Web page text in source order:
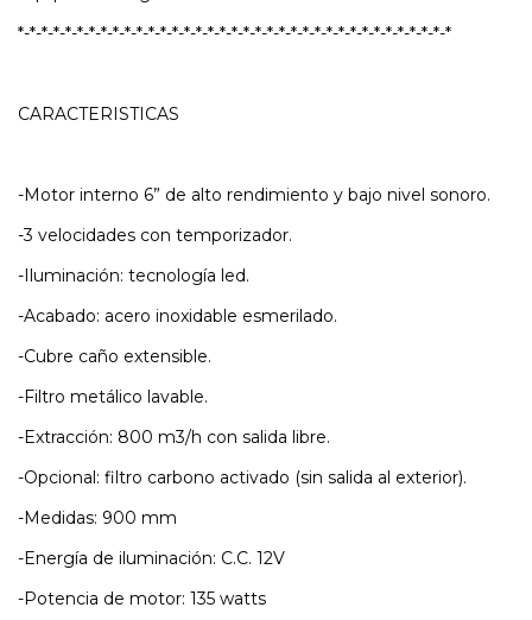
*-*-*-*-*-*-*-*-*-*-*-*-*-*-*-*-*-*-*-*-*-*-*-*-*-*-*-*-*-*-*-*-*-*-*-*-*
CARACTERISTICAS
-Motor interno 6” de alto rendimiento y bajo nivel sonoro.
-3 velocidades con temporizador.
-Iluminación: tecnología led.
-Acabado: acero inoxidable esmerilado.
-Cubre caño extensible.
-Filtro metálico lavable.
-Extracción: 800 m3/h con salida libre.
-Opcional: filtro carbono activado (sin salida al exterior).
-Medidas: 900 mm
-Energía de iluminación: C.C. 12V
-Potencia de motor: 135 watts